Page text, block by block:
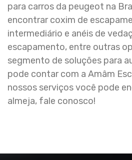
para carros da peugeot na
encontrar coxim de
intermediário e anéis de
escapamento, entre outras
segmento de soluções para
pode contar com a Amâm
nossos serviços você pode
almeja, fale conosco!